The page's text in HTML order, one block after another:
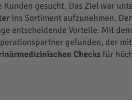
gesucht. Das Ziel war
ins Sortiment aufzunehmen.
entscheidende Vorteile. Mit
gefunden, der
Checksfür